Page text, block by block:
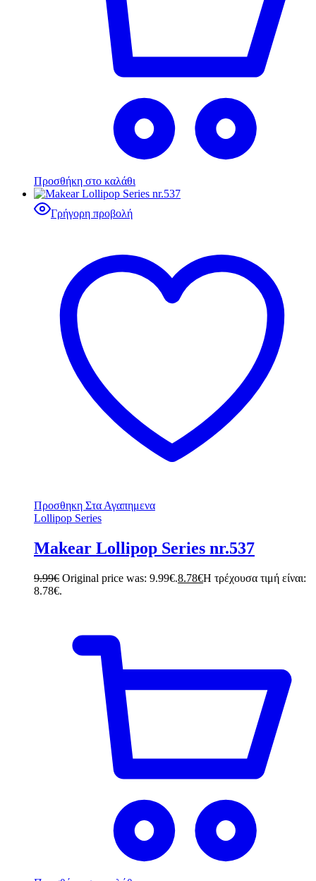
Προσθήκη στο καλάθι
Γρήγορη προβολή
Προσθηκη Στα Αγαπημενα
Lollipop Series
Makear Lollipop Series nr.537
9.99€ Original price was: 9.99€.8.78€Η τρέχουσα τιμή είναι:
8.78€.